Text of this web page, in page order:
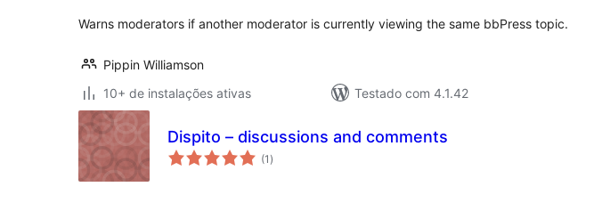
Warns moderators if another moderator is currently viewing the same bbPress topic.
Pippin Williamson
10+ de instalações ativas
Testado com 4.1.42
Dispito – discussions and comments
(1 total
de
)